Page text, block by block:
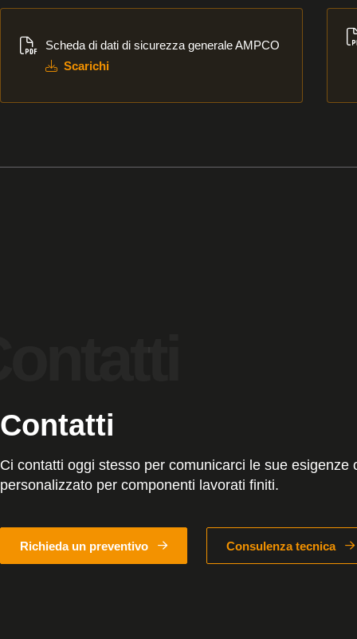
Scheda di dati di sicurezza generale AMPCO
Scarichi
Contatti
Ci contatti oggi stesso per comunicarci le sue esigenze
personalizzato per componenti lavorati finiti.
Richieda un preventivo Consulenza tecnica